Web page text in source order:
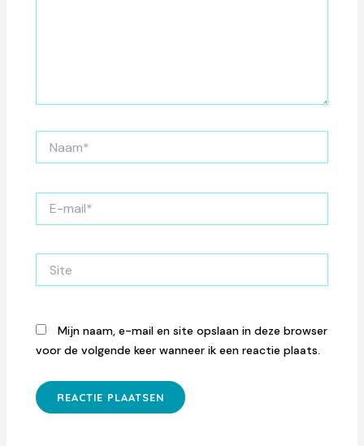
mail*
Mijn naam, e-mail en site opslaan in deze browser
voor de volgende keer wanneer ik een reactie plaats.